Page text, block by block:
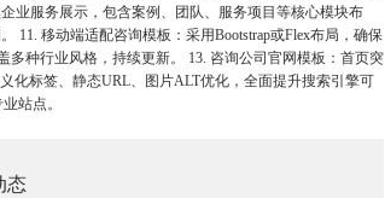
业服务展示，包含案例、团队、服务项目等核心模块布
11. 移动端适配咨询模板：采用Bootstrap或Flex布局，确保
种行业风格，持续更新。 13. 咨询公司官网模板：首页突
化标签、静态URL、图片ALT优化，全面提升搜索引擎可
站点。
态